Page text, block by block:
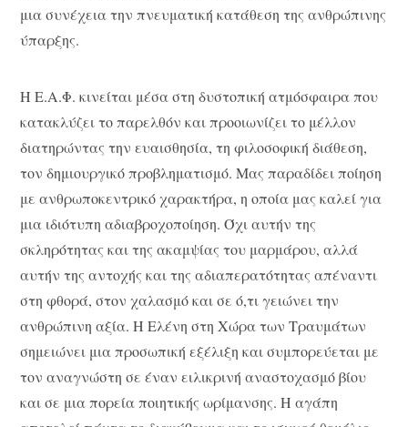
μια συνέχεια την πνευματική κατάθεση της ανθρώπινης
ύπαρξης.
Η Ε.Α.Φ. κινείται μέσα στη δυστοπική ατμόσφαιρα που
κατακλύζει το παρελθόν και προοιωνίζει το μέλλον
διατηρώντας την ευαισθησία, τη φιλοσοφική διάθεση,
τον δημιουργικό προβληματισμό. Μας παραδίδει ποίηση
με ανθρωποκεντρικό χαρακτήρα, η οποία μας καλεί για
μια ιδιότυπη αδιαβροχοποίηση. Όχι αυτήν της
σκληρότητας και της ακαμψίας του μαρμάρου, αλλά
αυτήν της αντοχής και της αδιαπερατότητας απέναντι
στη φθορά, στον χαλασμό και σε ό,τι γειώνει την
ανθρώπινη αξία. Η Ελένη στη Χώρα των Τραυμάτων
σημειώνει μια προσωπική εξέλιξη και συμπορεύεται με
τον αναγνώστη σε έναν ειλικρινή αναστοχασμό βίου
και σε μια πορεία ποιητικής ωρίμανσης. Η αγάπη